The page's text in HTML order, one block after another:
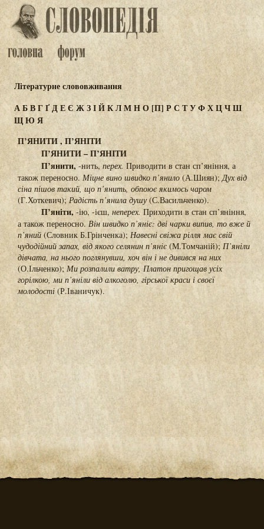
Літературне слововживання
АБВГҐДЕЄ ЖЗІЙКЛМНО[П] Р С ТУФХЦЧШ
ЩЮ Я
П’ЯНИТИ , П’ЯНІТИ
П’ЯНИТИ – П’ЯНІТИ
П’янити, -нить,перех. Приводити в стан сп’яніння, а
також переносно. Міцне вино швидко п’янило (А.Шиян);Дух від
сіна пішов такий, що п’янить, обпоює якимось чаром
(Г.Хоткевич);Радість п’янила душу(С.Васильченко).
П’яніти,-ію, -ієш, неперех.Приходити в стан сп’яніння,
а також переносно. Він швидко п’яніє: дві чарки випив, то вже й
п’яний (Словник Б.Грінченка); Навесні свіжа рілля має свій
чудодійний запах, від якого селянин п’яніє (М.Томчаній); П’яніли
дівчата, на нього поглянувши, хоч він і не дивився на них
(О.Ільченко); Ми розпалили ватру, Платон пригощав усіх
горілкою, ми п’яніли від алкоголю, гірської краси і своєї
молодості (Р.Іваничук).